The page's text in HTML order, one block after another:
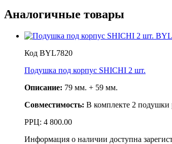
Аналогичные товары
Код BYL7820
Подушка под корпус SHICHI 2 шт.
Описание: 79 мм. + 59 мм.
Совместимость: В комплекте 2 подушки
РРЦ: 4 800.00
Информация о наличии доступна